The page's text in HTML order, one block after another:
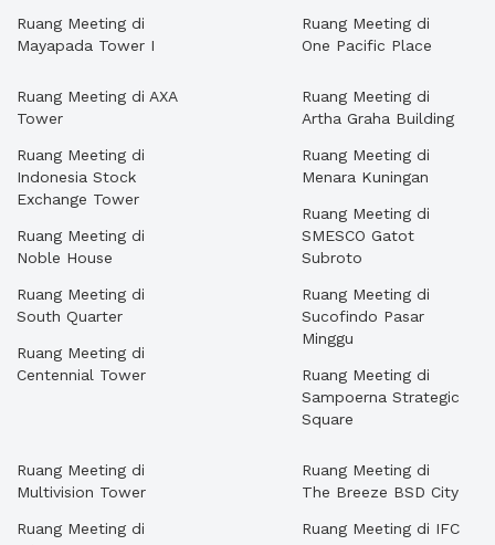
Ruang Meeting di
Mayapada Tower I
Ruang Meeting di
One Pacific Place
Ruang Meeting di AXA
Tower
Ruang Meeting di
Indonesia Stock
Exchange Tower
Ruang Meeting di
Noble House
Ruang Meeting di
South Quarter
Ruang Meeting di
Centennial Tower
Ruang Meeting di
Artha Graha Building
Ruang Meeting di
Menara Kuningan
Ruang Meeting di
SMESCO Gatot
Subroto
Ruang Meeting di
Sucofindo Pasar
Minggu
Ruang Meeting di
Sampoerna Strategic
Square
Ruang Meeting di
Multivision Tower
Ruang Meeting di
Ruang Meeting di
The Breeze BSD City
Ruang Meeting di IFC